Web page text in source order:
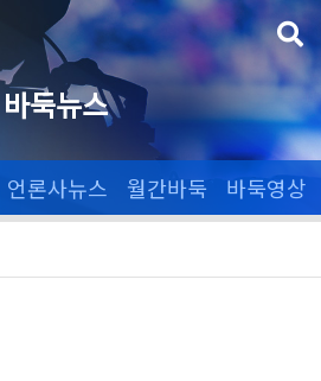
바둑뉴스
언론사뉴스 월간바둑 바둑영상